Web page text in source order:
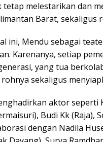
melestarikan dan
Barat, sekaligus
ini, Mendu sebagai
Karenanya, setiap
yang tua
sekaligus
aktor seperti
Budi Kk (Raja),
dengan Nadila